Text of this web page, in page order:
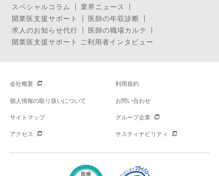
スペシャルコラム
業界ニュース
開業医支援サポート
医師の年収診断
求人のお知らせ代行
医師の職場カルテ
開業医支援サポート ご利用者インタビュー
会社概要 利用規約
個人情報の取り扱いについて お問い合わせ
サイトマップ グループ企業
アクセス サスティナビリティ